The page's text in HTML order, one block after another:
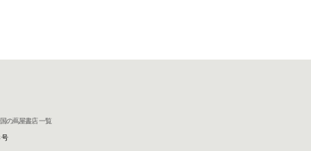
の蔦屋書店 一覧